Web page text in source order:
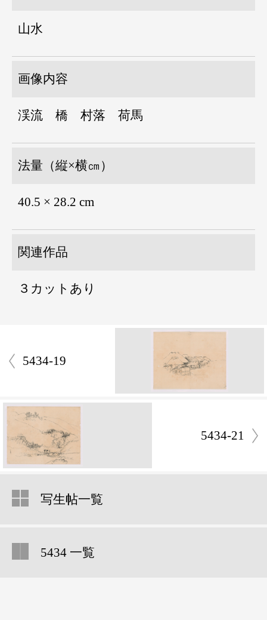
山水
画像内容
渓流 橋 村落 荷馬
法量（縦×横㎝）
40.5 × 28.2 cm
関連作品
３カットあり
5434-19
写生帖一覧
5434 一覧
5434-21